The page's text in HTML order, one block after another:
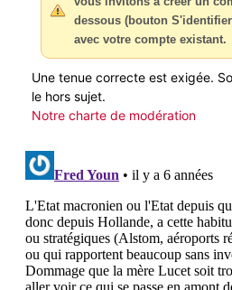
dessous (bouton
avec votre compte existant.
Une tenue correcte est exigée.
le hors sujet.
Notre charte de modération